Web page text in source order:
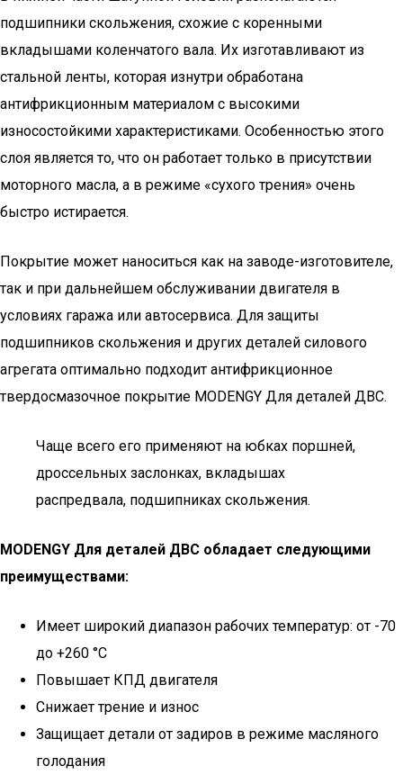
подшипники скольжения, схожие с коренными
вкладышами коленчатого вала. Их изготавливают из
стальной ленты, которая изнутри обработана
антифрикционным материалом с высокими
износостойкими характеристиками. Особенностью этого
слоя является то, что он работает только в присутствии
моторного масла, а в режиме «сухого трения» очень
быстро истирается.
Покрытие может наноситься как на заводе-изготовителе,
так и при дальнейшем обслуживании двигателя в
условиях гаража или автосервиса. Для защиты
подшипников скольжения и других деталей силового
агрегата оптимально подходит антифрикционное
твердосмазочное покрытие MODENGY Для деталей ДВС.
Чаще всего его применяют на юбках поршней,
дроссельных заслонках, вкладышах
распредвала, подшипниках скольжения.
MODENGY Для деталей ДВС обладает следующими
преимуществами:
Имеет широкий диапазон рабочих температур: от -70
до +260 °C
Повышает КПД двигателя
Снижает трение и износ
Защищает детали от задиров в режиме масляного
голодания